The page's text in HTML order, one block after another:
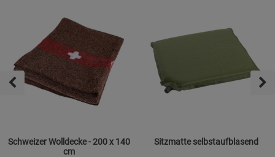
Schweizer Wolldecke - 200 x 140
cm
Sitzmatte selbstaufblasend